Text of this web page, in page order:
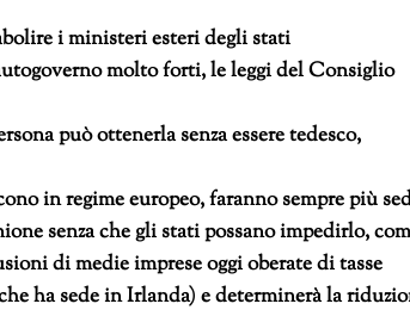
i ministeri esteri degli stati
molto forti, le leggi del Consiglio
può ottenerla senza essere tedesco,
in regime europeo, faranno sempre più
senza che gli stati possano impedirlo,
di medie imprese oggi oberate di tasse
ha sede in Irlanda) e determinerà la